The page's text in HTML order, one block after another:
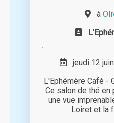
à
jeudi 12
L'Ephémère Café -
Ce salon de thé
une vue
Loiret et la